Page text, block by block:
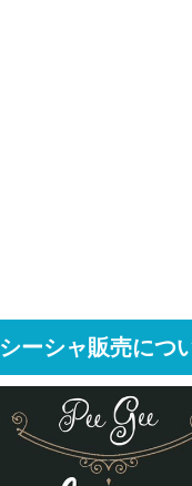
シーシャ販売につ